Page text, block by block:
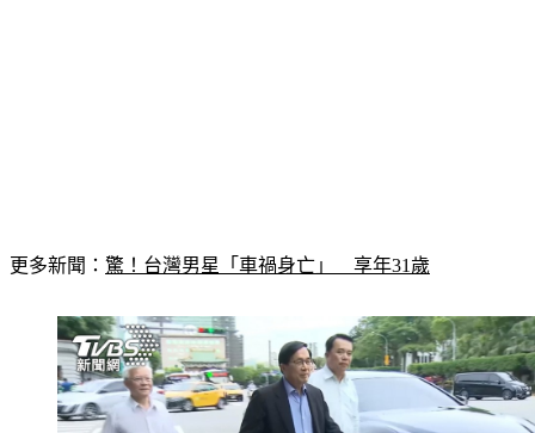
更多新聞： 驚！台灣男星「車禍身亡」　享年31歲